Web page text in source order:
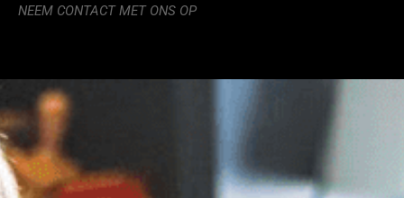
NEEM CONTACT MET ONS OP